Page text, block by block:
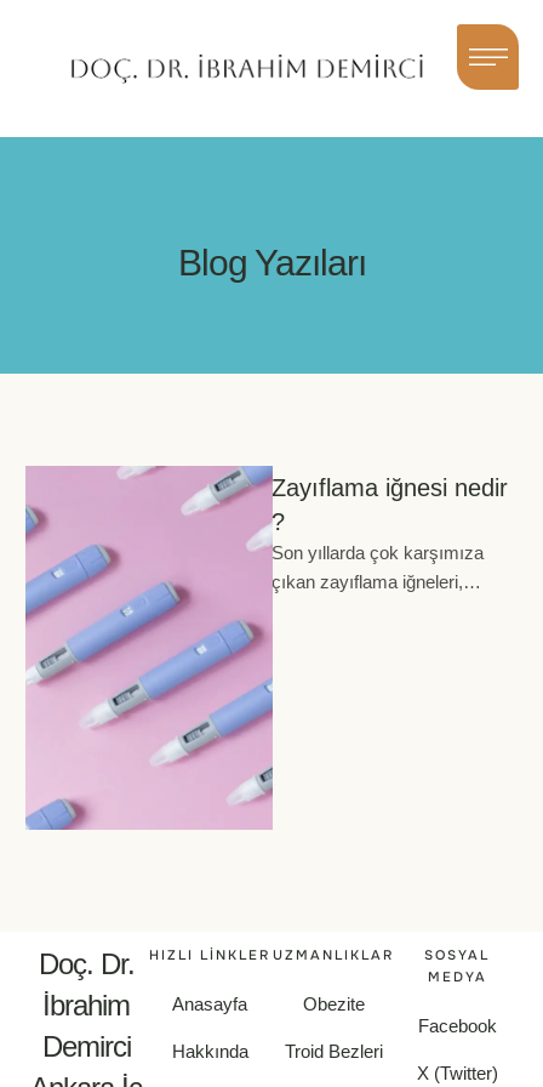
Blog Yazıları
Zayıflama iğnesi nedir
?
Son yıllarda çok karşımıza
çıkan zayıflama iğneleri,
şekilde …
Doç. Dr.
İbrahim
Demirci
HIZLI LINKLER
Anasayfa
Hakkında
UZMANLIKLAR
Obezite
Troid Bezleri
SOSYAL
MEDYA
Facebook
X (Twitter)